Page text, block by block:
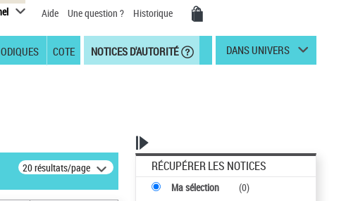
Aide Une question ? Historique
COTE NOTICES D'AUTORITÉ DANS UNIVERS
20 résultats/page RÉCUPÉRER LES NOTICES
Ma sélection (0)